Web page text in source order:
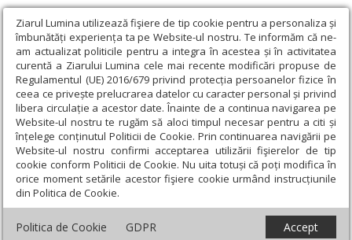
Ziarul Lumina utilizează fişiere de tip cookie pentru a personaliza și
îmbunătăți experiența ta pe Website-ul nostru. Te informăm că ne-
am actualizat politicile pentru a integra în acestea și în activitatea
curentă a Ziarului Lumina cele mai recente modificări propuse de
Regulamentul (UE) 2016/679 privind protecția persoanelor fizice în
ceea ce privește prelucrarea datelor cu caracter personal și privind
libera circulație a acestor date. Înainte de a continua navigarea pe
Website-ul nostru te rugăm să aloci timpul necesar pentru a citi și
înțelege conținutul Politicii de Cookie. Prin continuarea navigării pe
Website-ul nostru confirmi acceptarea utilizării fişierelor de tip
cookie conform Politicii de Cookie. Nu uita totuși că poți modifica în
orice moment setările acestor fişiere cookie urmând instrucțiunile
din Politica de Cookie.
Politica de Cookie GDPR Accept
Ziarul Lumina › Actualitate religioasă › Știri › Binecuvântare
pentru o lucrare folositoare băcăuanilor
Binecuvântare pentru o lucrare folositoare
băcăuanilor